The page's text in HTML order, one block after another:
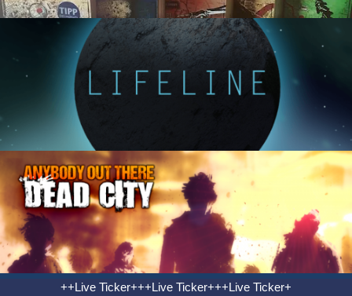
++Live Ticker+++Live Ticker+++Live Ticker+